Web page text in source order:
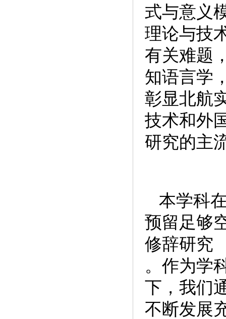
式与意义
理论与技
有关难题
知语言学
彰显北航
技术和外
研究的主
本学科
预留足够
修辞研究
。作为学
下，我们
不断发展